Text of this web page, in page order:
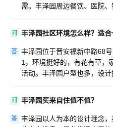
需。丰泽园周边餐饮、医院
问 丰泽园社区环境怎么样？适合
答 丰泽园位于晋安福新中路68
1，环境挺好的，有花有草，
活动。丰泽园户型也多，设计
问 丰泽园买来自住值不值？
答 丰泽园以人为本的设计理念